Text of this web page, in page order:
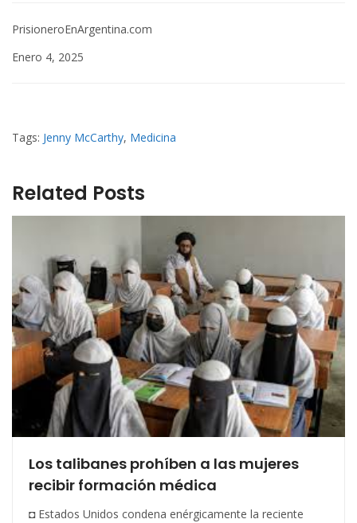
PrisioneroEnArgentina.com
Enero 4, 2025
Tags: Jenny McCarthy, Medicina
Related Posts
Los talibanes prohíben a las mujeres
recibir formación médica
◘ Estados Unidos condena enérgicamente la reciente